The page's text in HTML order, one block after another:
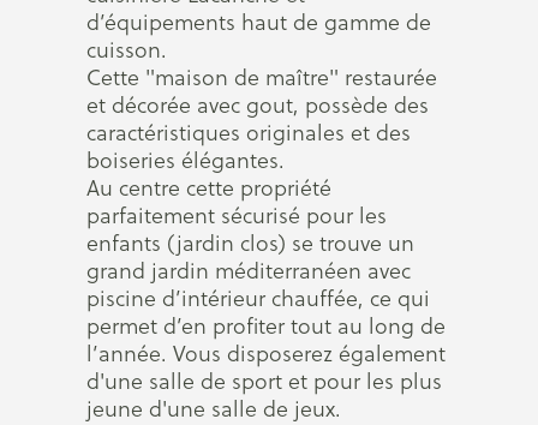
d’équipements haut de gamme de
cuisson.
Cette "maison de maître" restaurée
et décorée avec gout, possède des
caractéristiques originales et des
boiseries élégantes.
Au centre cette propriété
parfaitement sécurisé pour les
enfants (jardin clos) se trouve un
grand jardin méditerranéen avec
piscine d’intérieur chauffée, ce qui
permet d’en profiter tout au long de
l’année. Vous disposerez également
d'une salle de sport et pour les plus
jeune d'une salle de jeux.